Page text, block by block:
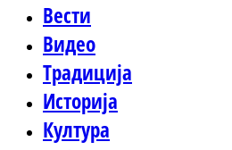
Вести
Видео
Традиција
Историја
Култура